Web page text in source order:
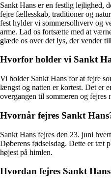
Sankt Hans er en festlig lejlighed,
fejre fællesskab, traditioner og
fest hylder vi sommersolhverv og
arme. Lad os fortsætte med at
glæde os over det lys, der vender
Hvorfor holder vi Sankt
Vi holder Sankt Hans for at fejre
længst og natten er kortest. Det er
overgangen til sommeren og fejres
Hvornår fejres Sankt
Sankt Hans fejres den 23. juni
Døberens fødselsdag. Dette er tæt
højest på himlen.
Hvordan fejres Sankt